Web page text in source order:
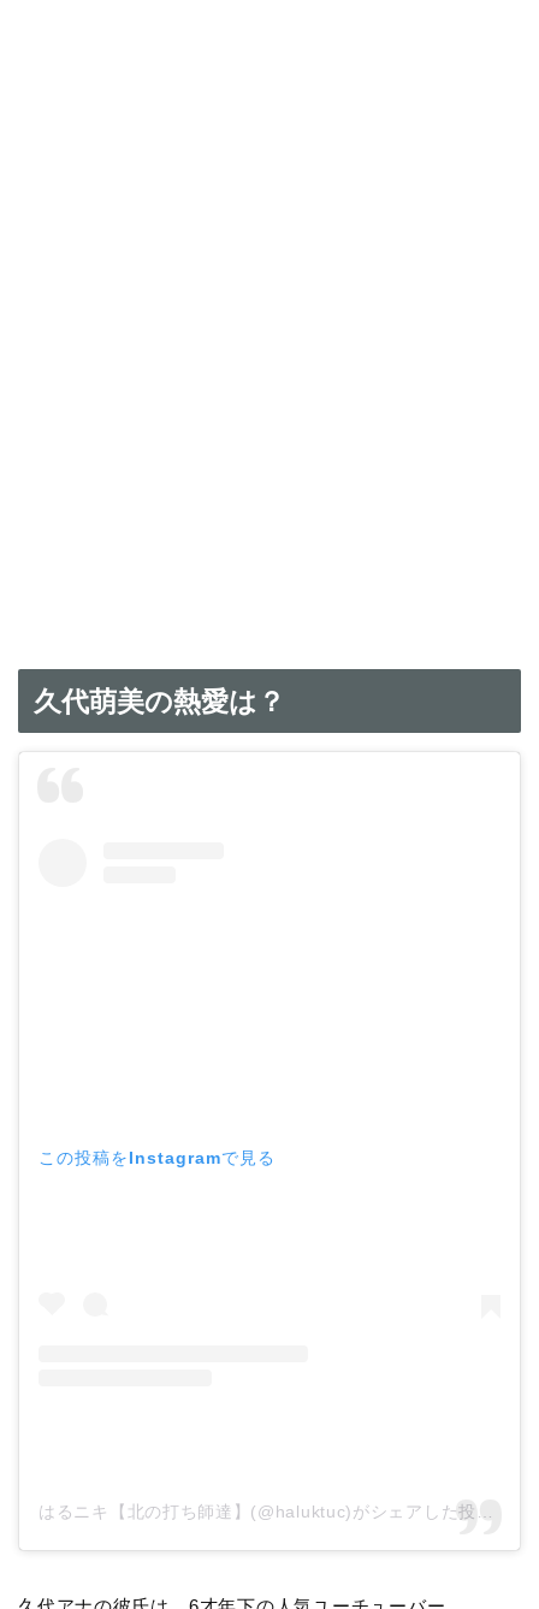
久代萌美の熱愛は？
この投稿をInstagramで見る
はるニキ【北の打ち師達】(@haluktuc)がシェアした投稿